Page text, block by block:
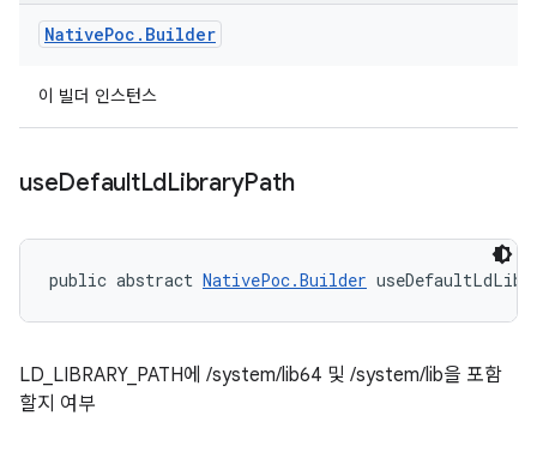
NativePoc . Builder
이 빌더 인스턴스
useDefaultLdLibraryPath
public abstract NativePoc.Builder
LD_LIBRARY_PATH에 /system/lib64 및 /system/lib을 포함
할지 여부